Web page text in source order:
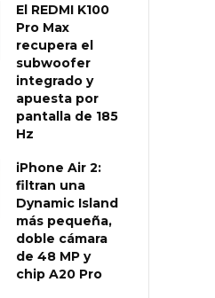
El REDMI K100
Pro Max
recupera el
subwoofer
integrado y
apuesta por
pantalla de 185
Hz
iPhone Air 2:
filtran una
Dynamic Island
más pequeña,
doble cámara
de 48 MP y
chip A20 Pro